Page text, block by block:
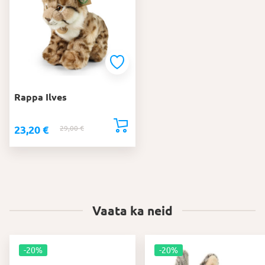
Rappa Ilves
29,00€Algne
23,20 €
Praegune
Vaata ka neid
-20% -20%